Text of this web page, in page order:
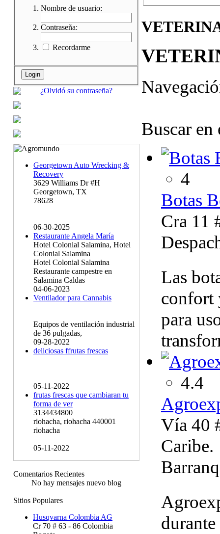
Nombre de usuario:
Contraseña:
Recordarme
¿Olvidó su contraseña?
Georgetown Auto Wrecking &
Recovery
3629 Williams Dr #H
Georgetown, TX
78628
06-30-2025
Restaurante Angela María
Hotel Colonial Salamina, Hotel
Colonial Salamina
Hotel Colonial Salamina
Restaurante campestre en
Salamina Caldas
04-06-2023
Ventilador para Cannabis
Equipos de ventilación industrial
de 36 pulgadas,
09-28-2022
deliciosas ffrutas frescas
05-11-2022
frutas frescas que cambiaran tu
forma de ver
3134434800
riohacha, riohacha 440001
riohacha
05-11-2022
Comentarios Recientes
No hay mensajes nuevo blog
Sitios Populares
Husqvarna Colombia AG
Cr 70 # 63 - 86 Colombia
Buscar en
4
Botas
Cra 11
Las
confort
para
4.4
Vía 40
Caribe.